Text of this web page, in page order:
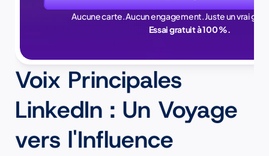
Aucune carte. Aucun engagement. Juste un vrai
Essai gratuit à 100 %.
Voix Principales
LinkedIn : Un Voyage
vers l'Influence